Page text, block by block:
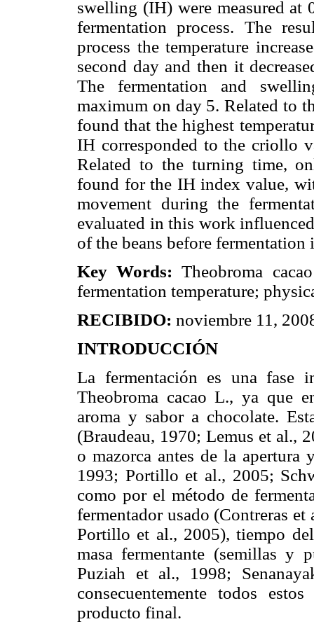
swelling (IH) were measured at
fermentation process. The
process the temperature
second day and then it
The fermentation and
maximum on day 5. Related to
found that the highest
IH corresponded to the criollo
Related to the turning time,
found for the IH index value,
movement during the
evaluated in this work
of the beans before fermentation
Key Words: Theobroma
fermentation temperature;
RECIBIDO: noviembre 11,
INTRODUCCIÓN
La fermentación es una fase
Theobroma cacao L., ya que
aroma y sabor a choco­late.
(Brau­deau, 1970; Lemus et al.,
o mazorca antes de la
1993; Portillo et al., 2005;
como por el método de
fermentador usado (Contreras
Portillo et al., 2005), tiempo
masa fermentante (semillas y
Puziah et al., 1998;
consecuentemente todos
producto final.